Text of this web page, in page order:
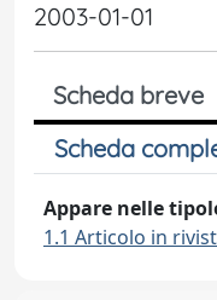
2003-01-01
Scheda breve
Scheda
Appare nelle
1.1 Articolo in